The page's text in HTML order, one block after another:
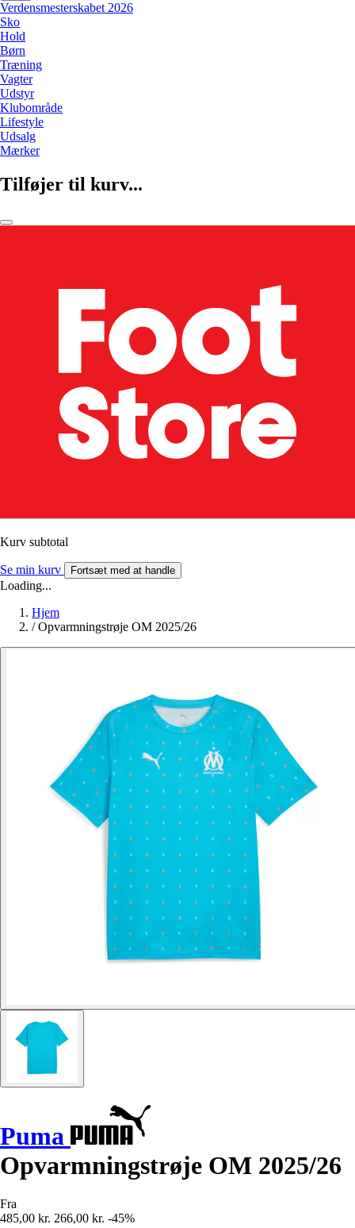
Verdensmesterskabet 2026
Sko
Hold
Børn
Træning
Vagter
Udstyr
Klubområde
Lifestyle
Udsalg
Mærker
Tilføjer til kurv...
Kurv subtotal
Se min kurv Fortsæt med at handle
Loading...
Hjem
/ Opvarmningstrøje OM 2025/26
Puma
Opvarmningstrøje OM 2025/26
Fra
485,00 kr. 266,00 kr. -45%